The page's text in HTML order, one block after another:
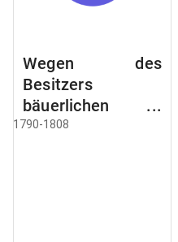
Wegen des
Besitzers
bäuerlichen
Grundstücke, den
1790-1808